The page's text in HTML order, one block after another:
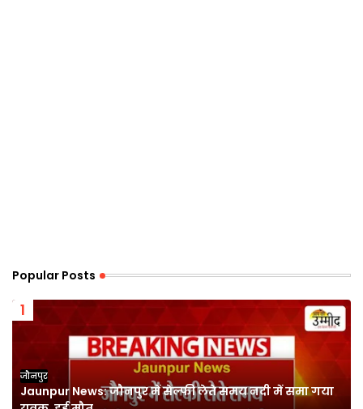
Popular Posts
जौनपुर
Jaunpur News: जौनपुर में सेल्फी लेते समय नदी में समा गया